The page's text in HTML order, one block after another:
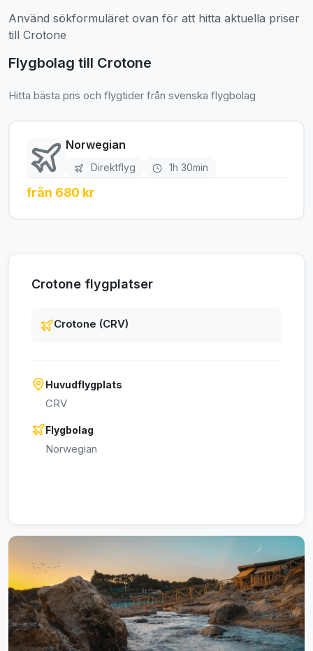
Använd sökformuläret ovan för att hitta aktuella priser
till Crotone
Flygbolag till Crotone
Hitta bästa pris och flygtider från svenska flygbolag
Norwegian
Direktflyg 1h 30min
från 680 kr
Crotone flygplatser
Crotone (CRV)
Huvudflygplats
CRV
Flygbolag
Norwegian